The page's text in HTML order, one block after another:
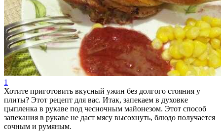
1
Хотите приготовить вкусный ужин без долгого стояния у
плиты? Этот рецепт для вас. Итак, запекаем в духовке
цыпленка в рукаве под чесночным майонезом. Этот способ
запекания в рукаве не даст мясу высохнуть, блюдо получается
сочным и румяным.